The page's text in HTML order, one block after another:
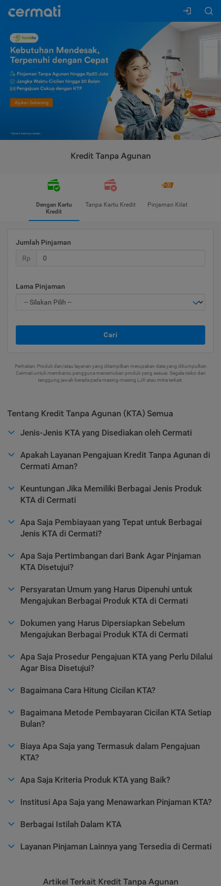
Kredit Tanpa Agunan
Dengan Kartu
Kredit
Tanpa Kartu Kredit Pinjaman Kilat
Jumlah Pinjaman
Rp
Lama Pinjaman
Cari
Perhatian: Produk dan/atau layanan yang ditampilkan merupakan data yang dikumpulkan
Cermati untuk membantu pengguna menemukan produk yang sesuai. Segala risiko dan
tanggung jawab berada pada masing-masing LJK atau mitra terkait.
Tentang Kredit Tanpa Agunan (KTA) Semua
Jenis-Jenis KTA yang Disediakan oleh Cermati
Apakah Layanan Pengajuan Kredit Tanpa Agunan di
Cermati Aman?
Keuntungan Jika Memiliki Berbagai Jenis Produk
KTA di Cermati
Apa Saja Pembiayaan yang Tepat untuk Berbagai
Jenis KTA di Cermati?
Apa Saja Pertimbangan dari Bank Agar Pinjaman
KTA Disetujui?
Persyaratan Umum yang Harus Dipenuhi untuk
Mengajukan Berbagai Produk KTA di Cermati
Dokumen yang Harus Dipersiapkan Sebelum
Mengajukan Berbagai Produk KTA di Cermati
Apa Saja Prosedur Pengajuan KTA yang Perlu Dilalui
Agar Bisa Disetujui?
Bagaimana Cara Hitung Cicilan KTA?
Bagaimana Metode Pembayaran Cicilan KTA Setiap
Bulan?
Biaya Apa Saja yang Termasuk dalam Pengajuan
KTA?
Apa Saja Kriteria Produk KTA yang Baik?
Institusi Apa Saja yang Menawarkan Pinjaman KTA?
Berbagai Istilah Dalam KTA
Layanan Pinjaman Lainnya yang Tersedia di Cermati
Artikel Terkait Kredit Tanpa Agunan